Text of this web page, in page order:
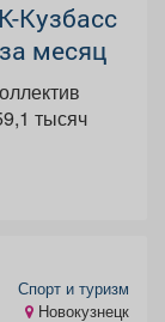
Кузбасс
месяц
тысяч
Спорт и туризм
Новокузнецк